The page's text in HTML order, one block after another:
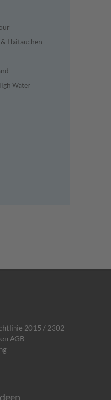
& Haitauchen
Water
2015 / 2302
AGB